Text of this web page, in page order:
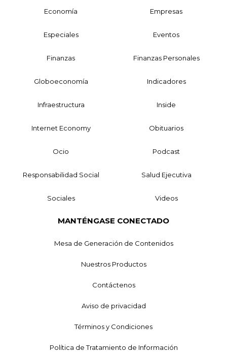
Economía Empresas
Especiales Eventos
Finanzas Finanzas Personales
Globoeconomía Indicadores
Infraestructura Inside
Internet Economy Obituarios
Ocio Podcast
Responsabilidad Social Salud Ejecutiva
Sociales Videos
MANTÉNGASE CONECTADO
Mesa de Generación de Contenidos
Nuestros Productos
Contáctenos
Aviso de privacidad
Términos y Condiciones
Política de Tratamiento de Información